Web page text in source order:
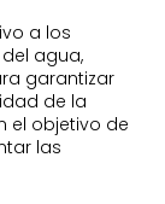
a los
agua,
garantizar
de la
el objetivo de
las